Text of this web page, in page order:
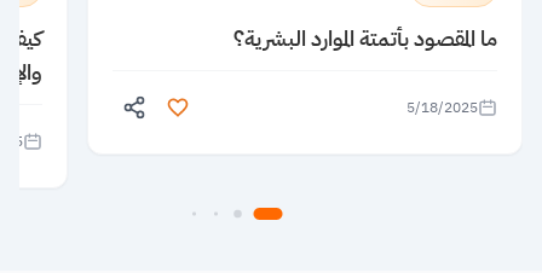
ما المقصود بأتمتة الموارد البشرية؟
5/18/2025
كيف